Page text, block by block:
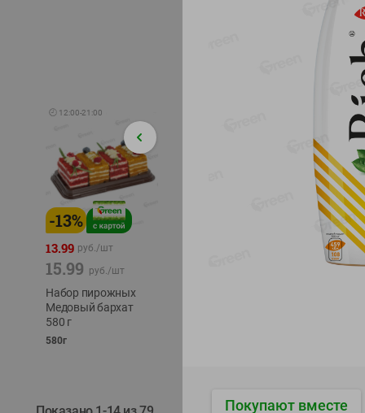
охлажд
🕘 12:00-21:00
-13%
13.99 руб./шт
15.99 руб./шт
Набор пирожных
Медовый бархат
580 г
580г
-24%
4.99
ТОФУ
Покупают вместе